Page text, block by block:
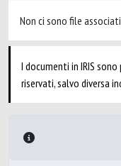
Non ci sono file
I documenti in IRIS
riservati, salvo diversa